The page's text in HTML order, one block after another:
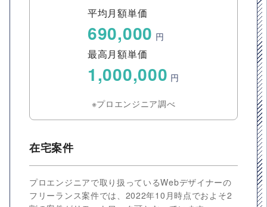
平均月額単価
690,000 円
最高月額単価
1,000,000 円
※プロエンジニア調べ
在宅案件
プロエンジニアで取り扱っているWebデザイナーの
フリーランス案件では、2022年10月時点でおよそ2